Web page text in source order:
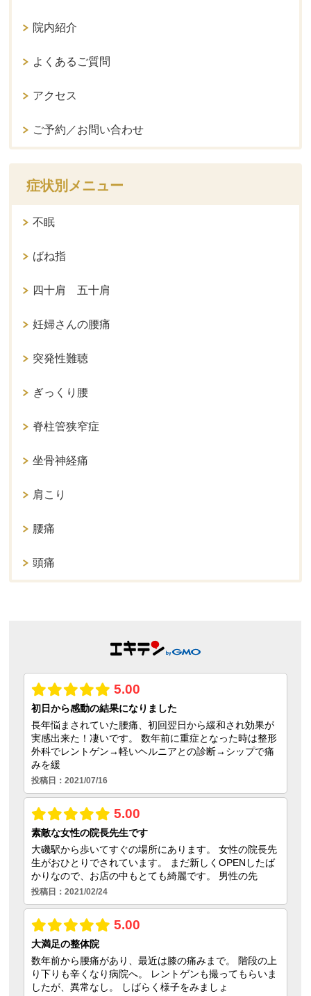
院内紹介
よくあるご質問
アクセス
ご予約／お問い合わせ
症状別メニュー
不眠
ばね指
四十肩 五十肩
妊婦さんの腰痛
突発性難聴
ぎっくり腰
脊柱管狭窄症
坐骨神経痛
肩こり
腰痛
頭痛